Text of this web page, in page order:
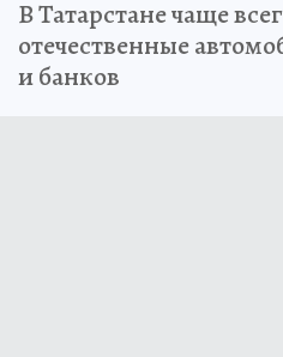
В Татарстане чаще
отечественные
и банков